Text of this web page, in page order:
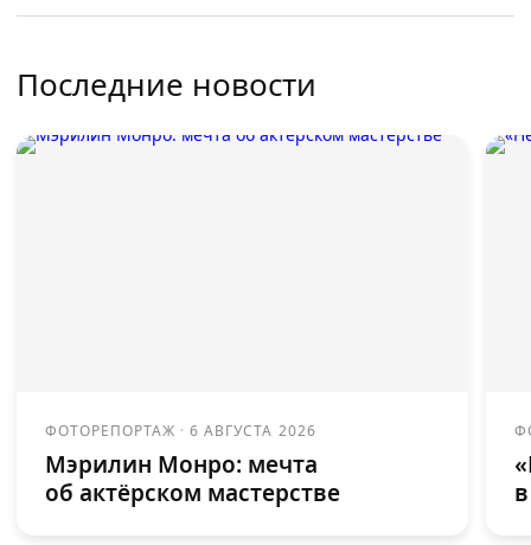
Последние новости
ФОТОРЕПОРТАЖ ·6 АВГУСТА 2026
Мэрилин Монро: мечта
об актёрском мастерстве